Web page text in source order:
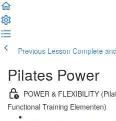
Previous Lesson Complete
Pilates Power
POWER & FLEXIBILITY
Functional Training Elementen)